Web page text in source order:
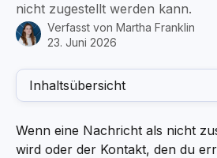
nicht zugestellt werden kann.
Verfasst von Martha Franklin
23. Juni 2026
Inhaltsübersicht
Wenn eine Nachricht als nicht
wird oder der Kontakt, den du